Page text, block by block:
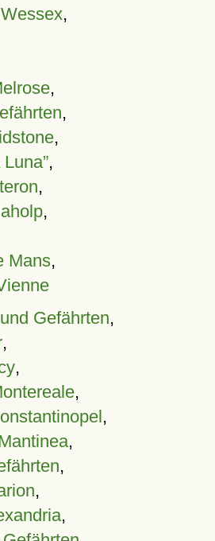
,
,
,
,
,
,
,
Mans,
Gefährten,
,
,
,
,
,
,
,
,